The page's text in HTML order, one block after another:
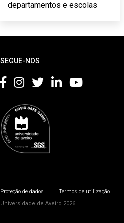
departamentos e escolas
SEGUE-NOS
Proteção de dados Termos de utilização
Universidade de Aveiro 2026